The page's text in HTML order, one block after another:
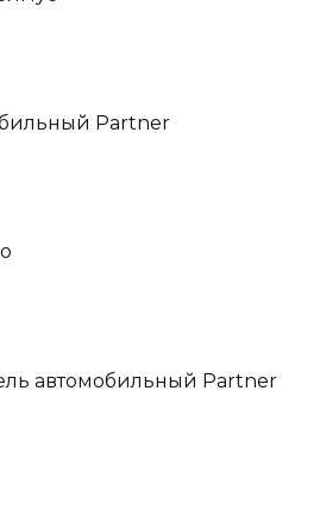
Partner
автомобильный Partner